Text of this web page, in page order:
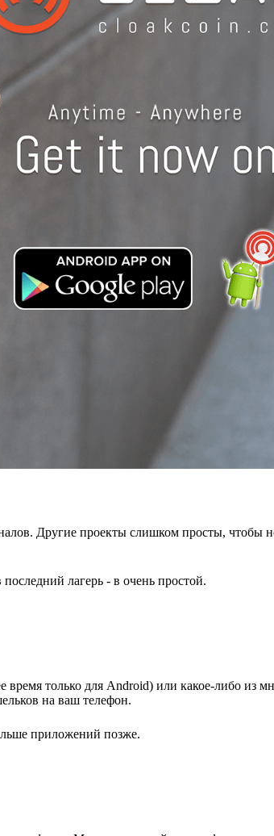
Другие проекты слишком просты, чтобы
последний лагерь - в очень простой.
время только для Android) или какое-либо из
на ваш телефон.
приложений позже.